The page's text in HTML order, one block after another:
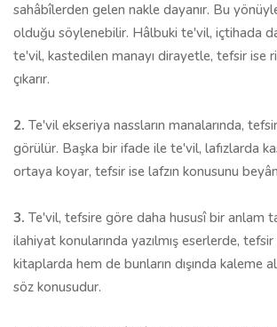
sahâbîlerden gelen nakle dayanır. Bu
olduğu söylenebilir. Hâlbuki te'vil, içtihada
te'vil, kastedilen manayı dirayetle, tefsir ise
çıkarır.
2. Te'vil ekseriya nassların manalarında,
görülür. Başka bir ifade ile te'vil, lafızlarda
ortaya koyar, tefsir ise lafzın konusunu
3. Te'vil, tefsire göre daha hususî bir anlam
ilahiyat konularında yazılmış eserlerde,
kitaplarda hem de bunların dışında kaleme
söz konusudur.